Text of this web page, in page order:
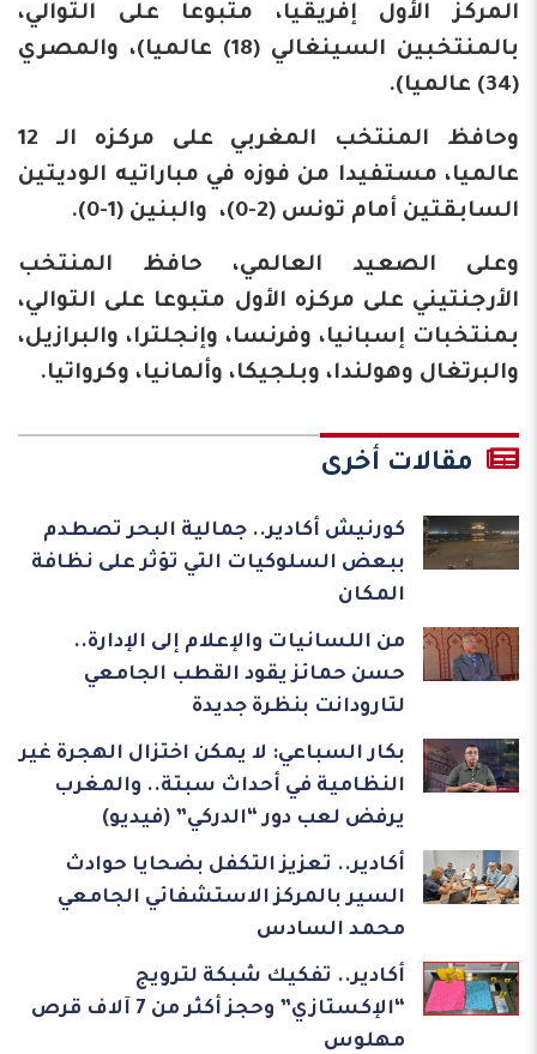
المركز الأول إفريقيا، متبوعا على التوالي،
بالمنتخبين السينغالي (18) عالميا)، والمصري
(34) عالميا).
وحافظ المنتخب المغربي على مركزه الـ 12
عالميا، مستفيدا من فوزه في مباراتيه الوديتين
السابقتين أمام تونس (2-0)، والبنين (1-0).
وعلى الصعيد العالمي، حافظ المنتخب
الأرجنتيني على مركزه الأول متبوعا على التوالي،
بمنتخبات إسبانيا، وفرنسا، وإنجلترا، والبرازيل،
والبرتغال وهولندا، وبلجيكا، وألمانيا، وكرواتيا.
مقالات أخرى
كورنيش أكادير.. جمالية البحر تصطدم
ببعض السلوكيات التي تؤثر على نظافة
المكان
من اللسانيات والإعلام إلى الإدارة..
حسن حمائز يقود القطب الجامعي
لتارودانت بنظرة جديدة
بكار السباعي: لا يمكن اختزال الهجرة غير
النظامية في أحداث سبتة.. والمغرب
يرفض لعب دور “الدركي” (فيديو)
أكادير.. تعزيز التكفل بضحايا حوادث
السير بالمركز الاستشفائي الجامعي
محمد السادس
أكادير.. تفكيك شبكة لترويج
“الإكستازي” وحجز أكثر من 7 آلاف قرص
مهلوس